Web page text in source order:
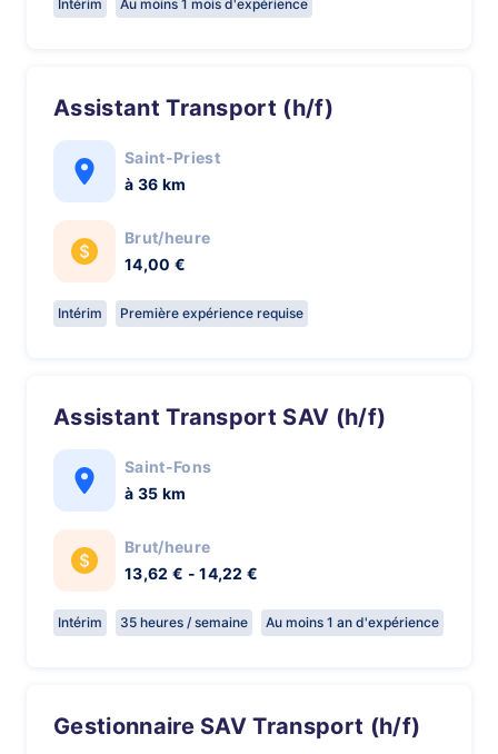
Intérim Au moins 1 mois d'expérience
Assistant Transport (h/f)
Saint-Priest
à 36 km
Brut/heure
14,00 €
Intérim Première expérience requise
Assistant Transport SAV (h/f)
Saint-Fons
à 35 km
Brut/heure
13,62 € - 14,22 €
Intérim 35 heures / semaine Au moins 1 an d'expérience
Gestionnaire SAV Transport (h/f)